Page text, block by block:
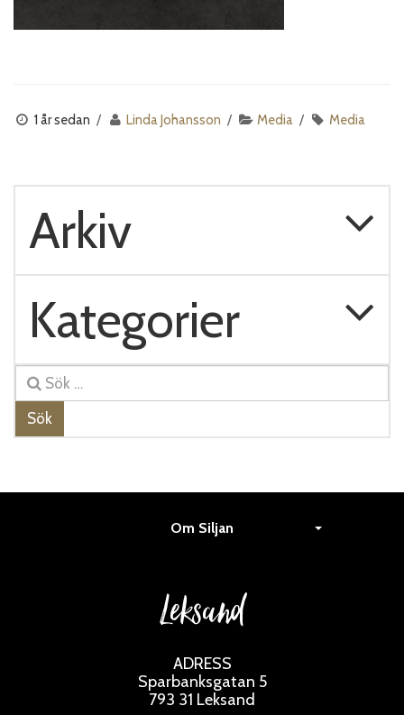
1 år sedan Linda Johansson Media Media
Arkiv
Kategorier
Sök
Om Siljan
Leksand
ADRESS
Sparbanksgatan 5
793 31 Leksand